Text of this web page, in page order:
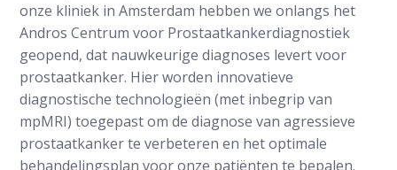
onze kliniek in Amsterdam hebben we onlangs het
Andros Centrum voor Prostaatkankerdiagnostiek
geopend, dat nauwkeurige diagnoses levert voor
prostaatkanker. Hier worden innovatieve
diagnostische technologieën (met inbegrip van
mpMRI) toegepast om de diagnose van agressieve
prostaatkanker te verbeteren en het optimale
behandelingsplan voor onze patiënten te bepalen.